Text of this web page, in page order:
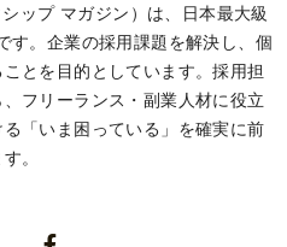
ップ マガジン）は、日本最大級
す。企業の採用課題を解決し、個
とを目的としています。採用担
フリーランス・副業人材に役立
「いま困っている」を確実に前
。